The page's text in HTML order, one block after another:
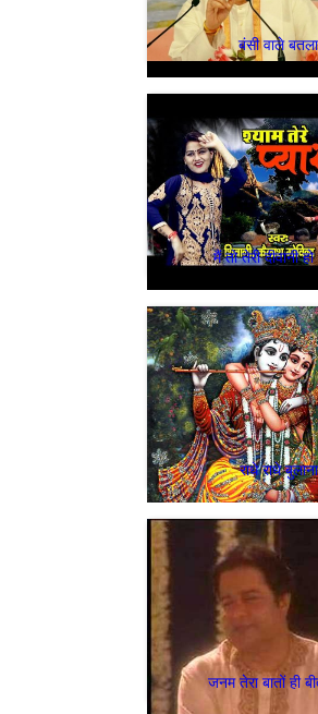
बंसी वाले बतला
मैं तो तेरी दीवानी
राधे राधे बुलाना
जनम तेरा बातों ही